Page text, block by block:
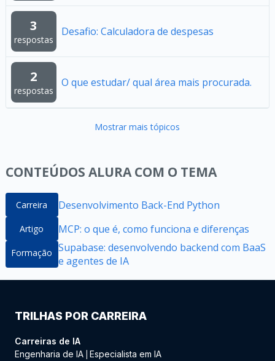
3
respostas
Desafio: Calculadora de despesas
2
respostas
O que estudar/ qual área mais procurada.
Mostrar mais tópicos
CONTEÚDOS ALURA COM O TEMA
Carreira Desenvolvimento Back-End Python
Artigo MCP: o que é, como funciona e diferenças
Formação Supabase: desenvolvendo backend com BaaS
e agentes de IA
TRILHAS POR CARREIRA
Carreiras de IA
Engenharia de IA Especialista em IA